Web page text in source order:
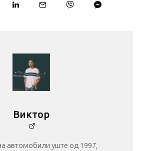
Виктор
автомобили уште од 1997,